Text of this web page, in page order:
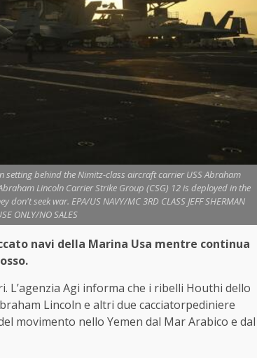
setting behind the Nimitz-class aircraft carrier USS Abraham
Lincoln Carrier Strike Group (CSG) 12 is deployed in the
seek war. EPA/US NAVY/MC 3RD CLASS JEFF SHERMAN
ONLY/NO SALES
navi della Marina Usa mentre continua
L’agenzia Agi informa che i ribelli Houthi dello
Lincoln e altri due cacciatorpediniere
movimento nello Yemen dal Mar Arabico e dal